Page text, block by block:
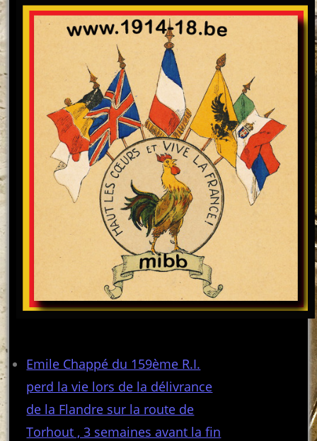
Emile Chappé du 159ème R.I.
perd la vie lors de la délivrance
de la Flandre sur la route de
Torhout , 3 semaines avant la fin